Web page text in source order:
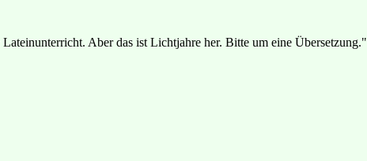
Aber das ist Lichtjahre her. Bitte um eine Übersetzung."